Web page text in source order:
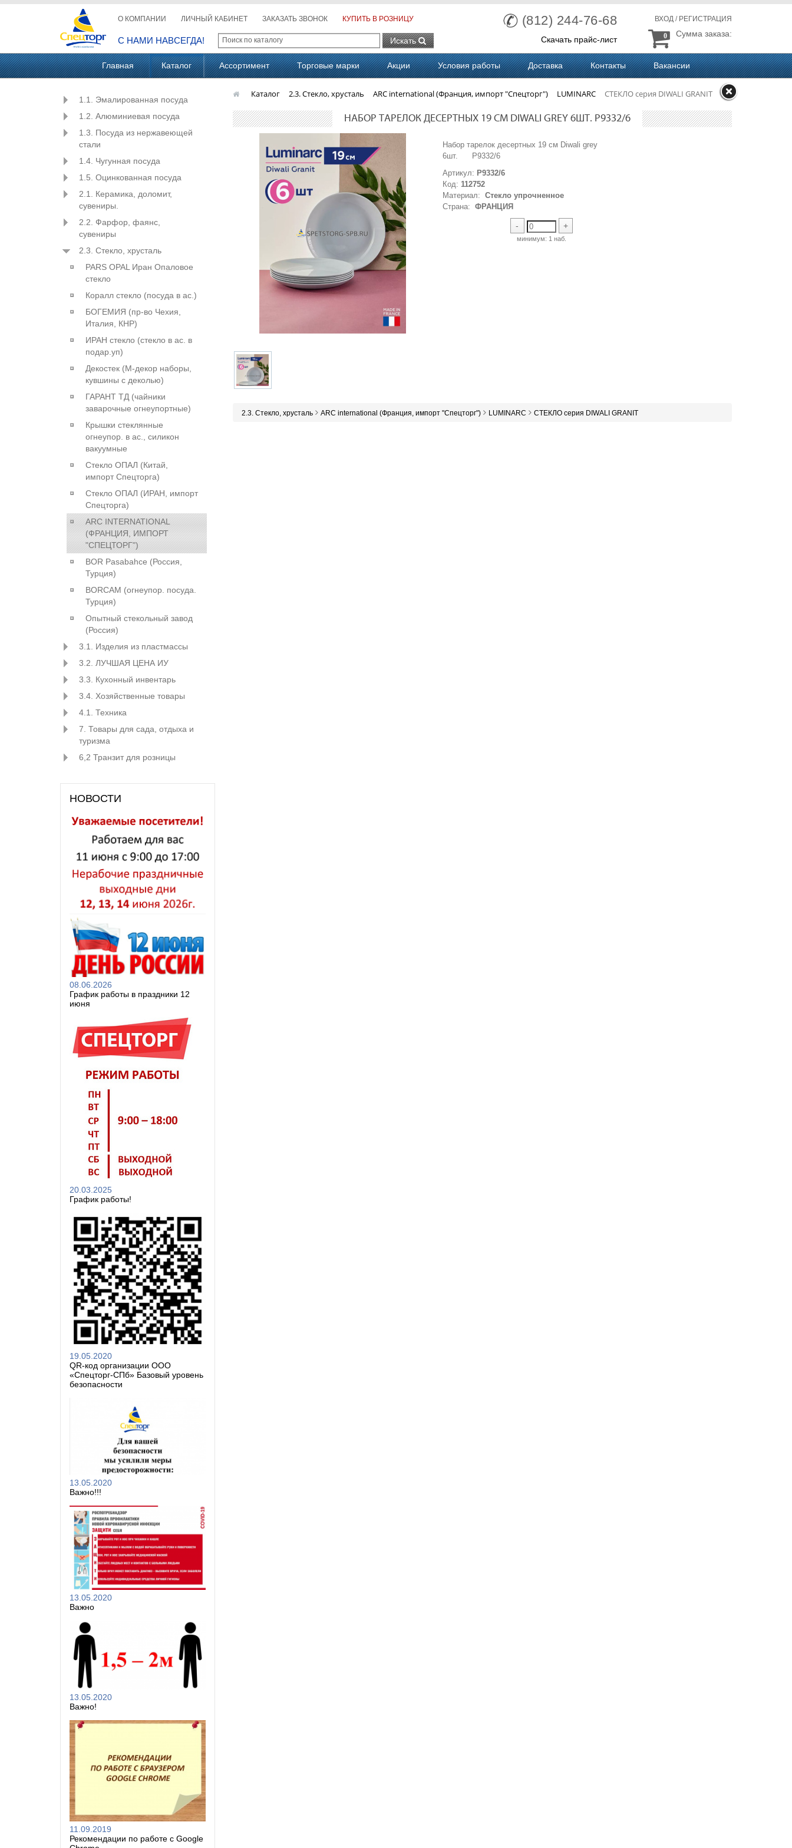
О КОМПАНИИ ЛИЧНЫЙ КАБИНЕТ ЗАКАЗАТЬ ЗВОНОК КУПИТЬ В РОЗНИЦУ
С НАМИ НАВСЕГДА! Искать
(812) 244-76-68
Скачать прайс-лист
ВХОД / РЕГИСТРАЦИЯ
Сумма заказа:
0
Главная Каталог Ассортимент Торговые марки Акции Условия работы Доставка Контакты Вакансии
1.1. Эмалированная посуда
1.2. Алюминиевая посуда
1.3. Посуда из нержавеющей
стали
1.4. Чугунная посуда
1.5. Оцинкованная посуда
2.1. Керамика, доломит,
сувениры.
2.2. Фарфор, фаянс,
сувениры
2.3. Стекло, хрусталь
PARS OPAL Иран Опаловое
стекло
Коралл стекло (посуда в ас.)
БОГЕМИЯ (пр-во Чехия,
Италия, КНР)
ИРАН стекло (стекло в ас. в
подар.уп)
Декостек (М-декор наборы,
кувшины с деколью)
ГАРАНТ ТД (чайники
заварочные огнеупортные)
Крышки стеклянные
огнеупор. в ас., силикон
вакуумные
Стекло ОПАЛ (Китай,
импорт Спецторга)
Стекло ОПАЛ (ИРАН, импорт
Спецторга)
ARC INTERNATIONAL
(ФРАНЦИЯ, ИМПОРТ
"СПЕЦТОРГ")
BOR Pasabahce (Росcия,
Турция)
BORCAM (огнеупор. посуда.
Турция)
Опытный стекольный завод
(Россия)
3.1. Изделия из пластмассы
3.2. ЛУЧШАЯ ЦЕНА ИУ
3.3. Кухонный инвентарь
3.4. Хозяйственные товары
4.1. Техника
7. Товары для сада, отдыха и
туризма
6,2 Транзит для розницы
НОВОСТИ
08.06.2026
График работы в праздники 12
июня
20.03.2025
График работы!
19.05.2020
QR-код организации ООО
«Спецторг-СПб» Базовый уровень
безопасности
13.05.2020
Важно!!!
13.05.2020
Важно
13.05.2020
Важно!
11.09.2019
Рекомендации по работе с Google
Каталог 2.3. Стекло, хрусталь ARC international (Франция, импорт "Спецторг") LUMINARC СТЕКЛО серия DIWALI GRANIT
НАБОР ТАРЕЛОК ДЕСЕРТНЫХ 19 СМ DIWALI GREY 6ШТ. P9332/6
Набор тарелок десертных 19 см Diwali grey
6шт. P9332/6
Артикул: P9332/6
Код: 112752
Материал:
Стекло упрочненное
Страна:
ФРАНЦИЯ
- +
минимум: 1 наб.
2.3. Стекло, хрусталь ARC international (Франция, импорт "Спецторг") LUMINARC СТЕКЛО серия DIWALI GRANIT